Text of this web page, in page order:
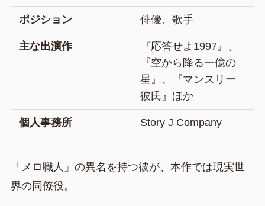
ポジション 俳優、歌手
主な出演作
『応答せよ1997』、
『空から降る一億の
星』、『マンスリー
彼氏』ほか
個人事務所 Story J Company
「メロ職人」の異名を持つ彼が、本作では現実世
界の同僚役。